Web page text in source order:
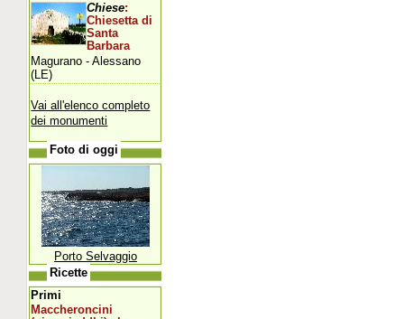
Chiese:
Chiesetta di
Santa
Barbara
Magurano - Alessano
(LE)
Vai all'elenco completo
dei monumenti
Foto di oggi
Porto Selvaggio
Ricette
Primi
Maccheroncini